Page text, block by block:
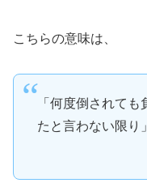
こちらの意味は、
「何度倒されて
たと言わない限り」